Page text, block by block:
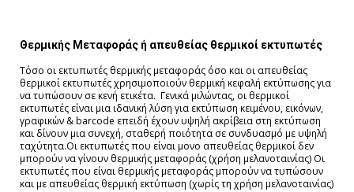
Θερμικής Μεταφοράς ή απευθείας θερμικοί εκτυπωτές
Τόσο οι εκτυπωτές θερμικής μεταφοράς όσο και οι απευθείας
θερμικοί εκτυπωτές χρησιμοποιούν θερμική κεφαλή εκτύπωσης για
να τυπώσουν σε κενή ετικέτα. Γενικά μιλώντας, οι θερμικοί
εκτυπωτές είναι μια ιδανική λύση για εκτύπωση κειμένου, εικόνων,
γραφικών & barcode επειδή έχουν υψηλή ακρίβεια στη εκτύπωση
και δίνουν μια συνεχή, σταθερή ποιότητα σε συνδυασμό με υψηλή
ταχύτητα.Οι εκτυπωτές που είναι μονο απευθείας θερμικοί δεν
μπορούν να γίνουν θερμικής μεταφοράς (χρήση μελανοταινίας) Οι
εκτυπωτές που είναι θερμικής μεταφοράς μπορούν να τυπώσουν
και με απευθείας θερμική εκτύπωση (χωρίς τη χρήση μελανοταινίας)